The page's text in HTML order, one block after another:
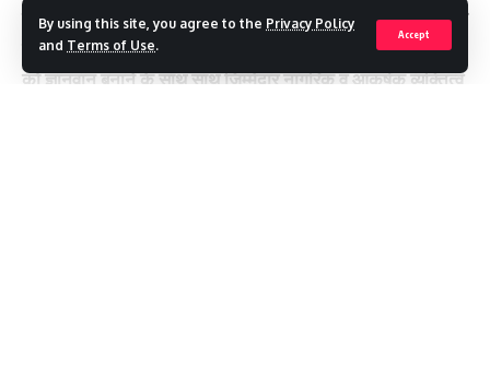
By using this site, you agree to the Privacy Policy
and Terms of Use.
Accept
बारीकियों को समझाया। उन्होंने कहा कि हर डिग्री के साथ 30 घण्टे का
समाजसेवा का एक लघु कोर्स एनएपी में अनिवार्य है। जो छात्र-छात्राओं
को ज्ञानवान बनाने के साथ साथ जिम्मेदार नागरिक व आकर्षक व्यक्तित्व